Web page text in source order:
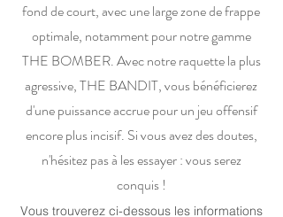
fond de court, avec une large zone de frappe
optimale, notamment pour notre gamme
THE BOMBER. Avec notre raquette la plus
agressive, THE BANDIT, vous bénéficierez
d'une puissance accrue pour un jeu offensif
encore plus incisif. Si vous avez des doutes,
n'hésitez pas à les essayer : vous serez
conquis !
Vous trouverez ci-dessous les informations